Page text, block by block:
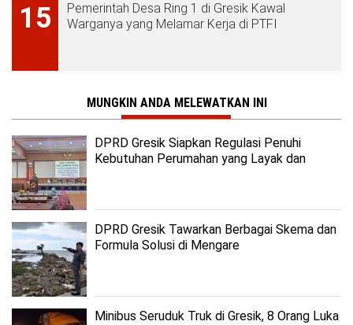
15
Pemerintah Desa Ring 1 di Gresik Kawal
Warganya yang Melamar Kerja di PTFI
MUNGKIN ANDA MELEWATKAN INI
DPRD Gresik Siapkan Regulasi Penuhi
Kebutuhan Perumahan yang Layak dan
DPRD Gresik Tawarkan Berbagai Skema dan
Formula Solusi di Mengare
Minibus Seruduk Truk di Gresik, 8 Orang Luka